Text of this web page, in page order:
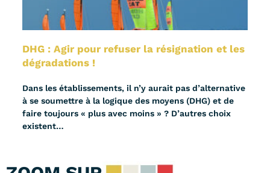
DHG : Agir pour refuser la résignation et les
dégradations !
Dans les établissements, il n’y aurait pas d’alternative
à se soumettre à la logique des moyens (DHG) et de
faire toujours « plus avec moins » ? D’autres choix
existent…